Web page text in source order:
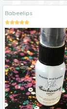
Babeelips